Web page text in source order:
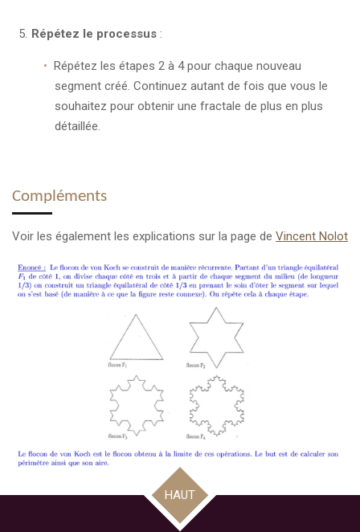
Répétez le processus :
Répétez les étapes 2 à 4 pour chaque nouveau
segment créé. Continuez autant de fois que vous le
souhaitez pour obtenir une fractale de plus en plus
détaillée.
Compléments
Voir les également les explications sur la page de Vincent Nolot
HAUT